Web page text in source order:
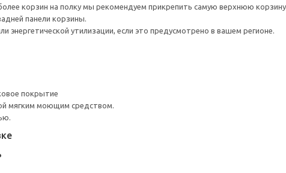
корзин на полку мы рекомендуем прикрепить самую верхнюю
панели корзины.
энергетической утилизации, если это предусмотрено в вашем регионе.
покрытие
мягким моющим средством.